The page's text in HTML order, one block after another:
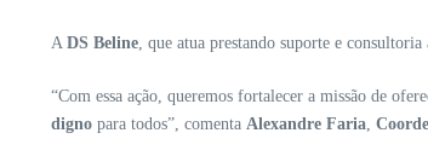
A DS Beline, que atua prestando suporte e
“Com essa ação, queremos fortalecer a missão de
digno para todos”, comenta Alexandre Faria,